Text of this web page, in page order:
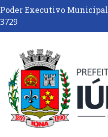
Poder Executivo Municipal
3729